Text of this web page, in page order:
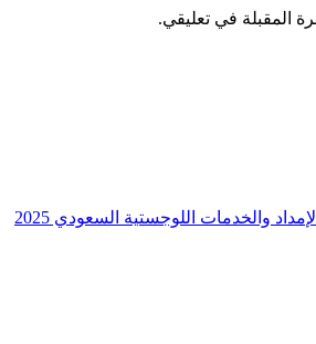
المقبلة في تعليقي.
والخدمات اللوجستية السعودي 2025